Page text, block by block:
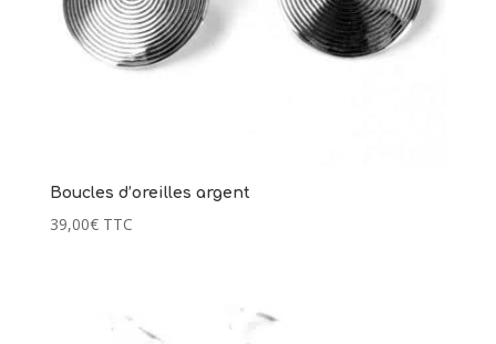
Boucles d’oreilles argent
39,00€ TTC